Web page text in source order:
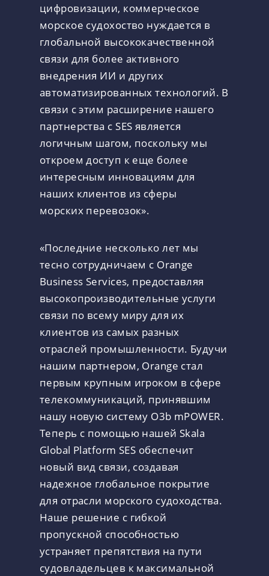
цифровизации, коммерческое
морское судохоство нуждается в
глобальной высококачественной
связи для более активного
внедрения ИИ и других
автоматизированных технологий. В
связи с этим расширение нашего
партнерства с SES является
логичным шагом, поскольку мы
откроем доступ к еще более
интересным инновациям для
наших клиентов из сферы
морских перевозок».
«Последние несколько лет мы
тесно сотрудничаем с Orange
Business Services, предоставляя
высокопроизводительные услуги
связи по всему миру для их
клиентов из самых разных
отраслей промышленности. Будучи
нашим партнером, Orange стал
первым крупным игроком в сфере
телекоммуникаций, принявшим
нашу новую систему O3b mPOWER.
Теперь с помощью нашей Skala
Global Platform SES обеспечит
новый вид связи, создавая
надежное глобальное покрытие
для отрасли морского судоходства.
Наше решение с гибкой
пропускной способностью
устраняет препятствия на пути
судовладельцев к максимальной